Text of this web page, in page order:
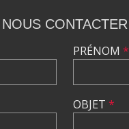
NOUS CONTACTER
PRÉNOM *
OBJET *